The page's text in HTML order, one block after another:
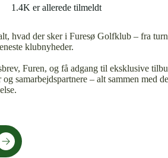
1.4K er allerede tilmeldt
hvad der sker i Furesø Golfklub – fra
klubnyheder.
Furen, og få adgang til eksklusive
samarbejdspartnere – alt sammen med